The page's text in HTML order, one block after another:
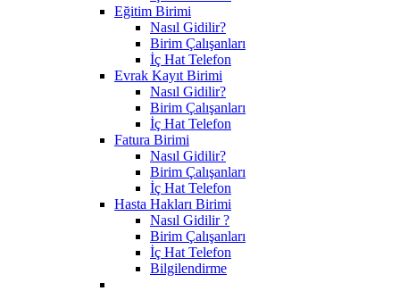
Eğitim Birimi
Nasıl Gidilir?
Birim Çalışanları
İç Hat Telefon
Evrak Kayıt Birimi
Nasıl Gidilir?
Birim Çalışanları
İç Hat Telefon
Fatura Birimi
Nasıl Gidilir?
Birim Çalışanları
İç Hat Telefon
Hasta Hakları Birimi
Nasıl Gidilir ?
Birim Çalışanları
İç Hat Telefon
Bilgilendirme